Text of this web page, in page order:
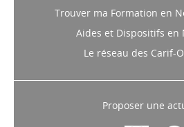
Trouver ma Formation en
Aides et Dispositifs en
Le réseau des Carif-
Proposer une